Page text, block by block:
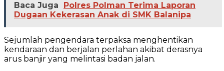
Baca Juga
Polres Polman Terima Laporan
Dugaan Kekerasan Anak di SMK Balanipa
Sejumlah pengendara terpaksa menghentikan
kendaraan dan berjalan perlahan akibat derasnya
arus banjir yang melintasi badan jalan.